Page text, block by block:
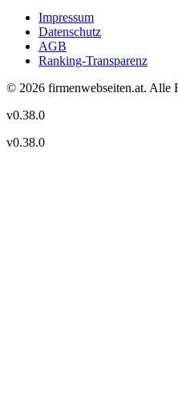
Impressum
Datenschutz
AGB
Ranking-Transparenz
© 2026 firmenwebseiten.at. Alle
v0.38.0
v0.38.0